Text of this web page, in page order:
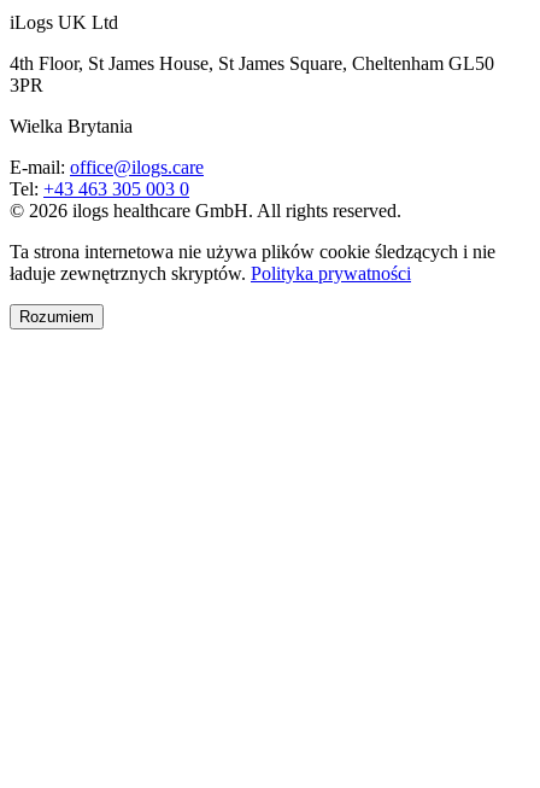
iLogs UK Ltd
4th Floor, St James House, St James Square, Cheltenham GL50
3PR
Wielka Brytania
E-mail: office@ilogs.care
Tel: +43 463 305 003 0
© 2026 ilogs healthcare GmbH. All rights reserved.
Ta strona internetowa nie używa plików cookie śledzących i nie
ładuje zewnętrznych skryptów. Polityka prywatności
Rozumiem